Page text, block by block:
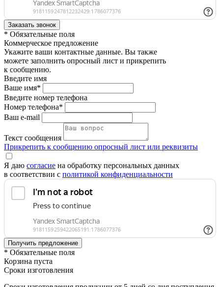
* Обязательные поля
Коммерческое предложение
Укажите ваши контактные данные. Вы также
можете заполнить опросный лист и прикрепить
к сообщению.
Введите имя
Ваше имя*
Введите номер телефона
Номер телефона*
Ваш e-mail
Текст сообщения
Прикрепить к сообщению опросный лист или реквизиты
Я даю согласие на обработку персональных данных
в соответствии с политикой конфиденциальности
* Обязательные поля
Корзина пуста
Сроки изготовления